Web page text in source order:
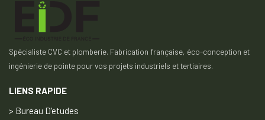
Spécialiste CVC et plomberie. Fabrication française, éco-conception et
ingénierie de pointe pour vos projets industriels et tertiaires.
LIENS RAPIDE
> Bureau D'etudes